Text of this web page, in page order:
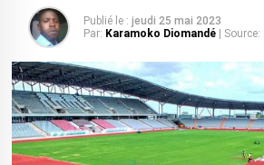
Publié le : jeudi 25 mai 2023
Par: Karamoko Diomandé | Source: